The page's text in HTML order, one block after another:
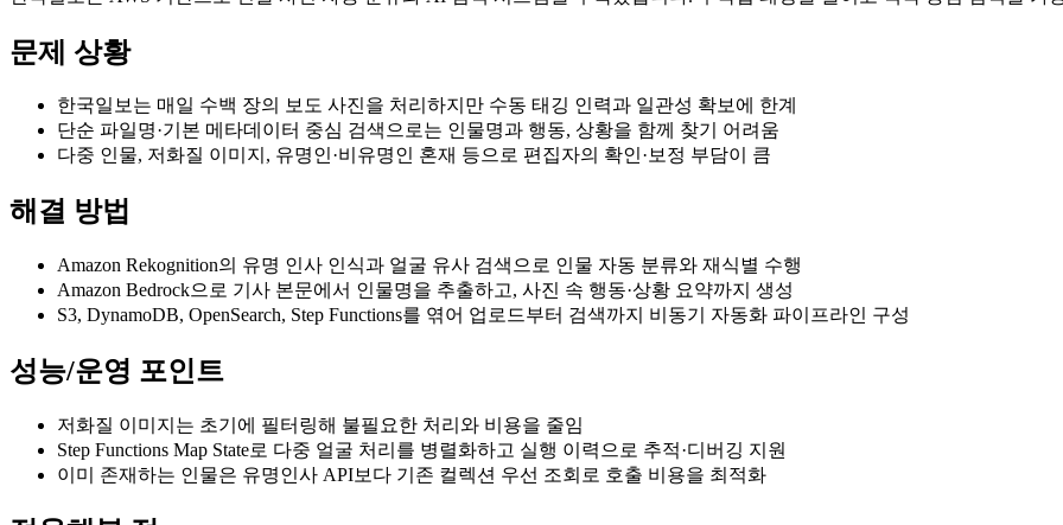
문제 상황
한국일보는 매일 수백 장의 보도 사진을 처리하지만 수동 태깅 인력과 일관성 확보에 한계
단순 파일명·기본 메타데이터 중심 검색으로는 인물명과 행동, 상황을 함께 찾기 어려움
다중 인물, 저화질 이미지, 유명인·비유명인 혼재 등으로 편집자의 확인·보정 부담이 큼
해결 방법
Amazon Rekognition의 유명 인사 인식과 얼굴 유사 검색으로 인물 자동 분류와 재식별 수행
Amazon Bedrock으로 기사 본문에서 인물명을 추출하고, 사진 속 행동·상황 요약까지 생성
S3, DynamoDB, OpenSearch, Step Functions를 엮어 업로드부터 검색까지 비동기 자동화 파이프라인 구성
성능/운영 포인트
저화질 이미지는 초기에 필터링해 불필요한 처리와 비용을 줄임
Step Functions Map State로 다중 얼굴 처리를 병렬화하고 실행 이력으로 추적·디버깅 지원
이미 존재하는 인물은 유명인사 API보다 기존 컬렉션 우선 조회로 호출 비용을 최적화